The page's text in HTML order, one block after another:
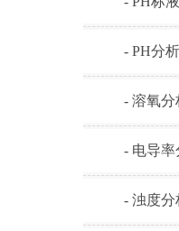
- PH分
- 溶氧分
- 电导率
- 浊度分